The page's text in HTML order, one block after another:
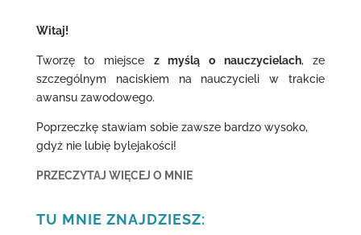
Witaj!
Tworzę to miejsce z myślą o nauczycielach, ze
szczególnym naciskiem na nauczycieli w trakcie
awansu zawodowego.
Poprzeczkę stawiam sobie zawsze bardzo wysoko,
gdyż nie lubię bylejakości!
PRZECZYTAJ WIĘCEJ O MNIE
TU MNIE ZNAJDZIESZ: